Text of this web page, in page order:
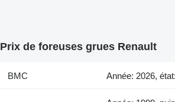
Prix de foreuses grues Renault
BMC Année: 2026,